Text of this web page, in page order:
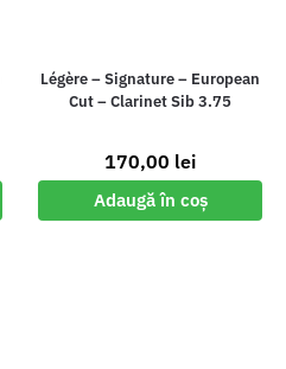
Légère – Signature – European
Cut – Clarinet Sib 3.75
170,00 lei
Adaugă în coș